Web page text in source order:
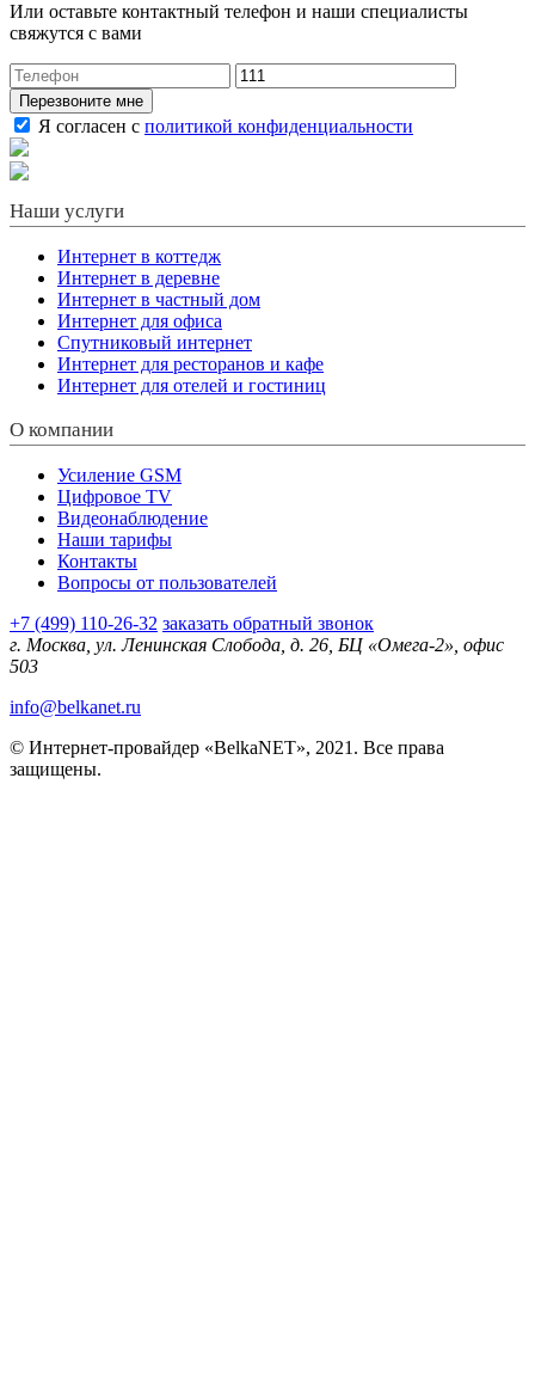
Или оставьте контактный телефон и наши специалисты
свяжутся с вами
Перезвоните мне
Я согласен с политикой конфиденциальности
Наши услуги
Интернет в коттедж
Интернет в деревне
Интернет в частный дом
Интернет для офиса
Спутниковый интернет
Интернет для ресторанов и кафе
Интернет для отелей и гостиниц
О компании
Усиление GSM
Цифровое TV
Видеонаблюдение
Наши тарифы
Контакты
Вопросы от пользователей
+7 (499) 110-26-32 заказать обратный звонок
г. Москва, ул. Ленинская Слобода, д. 26, БЦ «Омега-2», офис
503
info@belkanet.ru
© Интернет-провайдер «BelkaNET», 2021. Все права
защищены.